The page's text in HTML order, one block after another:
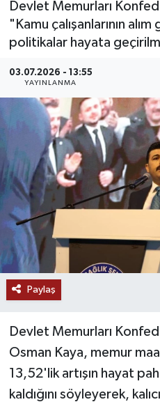
Devlet Memurları
"Kamu çalışanlarının alım
politikalar hayata
03.07.2026 - 13:55
YAYINLANMA
Paylaş
Devlet Memurları
Osman Kaya, memur
13,52'lik artışın hayat
kaldığını söyleyerek,
MAGAZİN
RESMİ İLANLAR
SAĞLIK
SİYASET
SOSYAL YARDIMLAR
SPONSORLU YAZI
SPOR
YAŞAM